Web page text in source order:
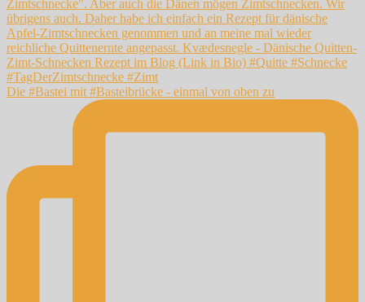
Die #Bastei mit #Basteibrücke - einmal von oben zu